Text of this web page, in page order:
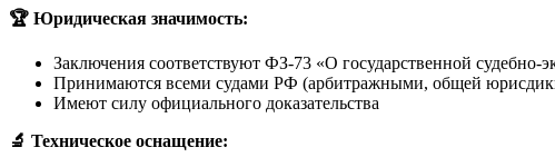
🏆 Юридическая значимость:
Заключения соответствуют ФЗ-73 «О государственной судебно-
Принимаются всеми судами РФ (арбитражными, общей
Имеют силу официального доказательства
🔬 Техническое оснащение: